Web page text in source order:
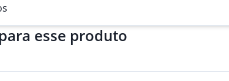
esse produto